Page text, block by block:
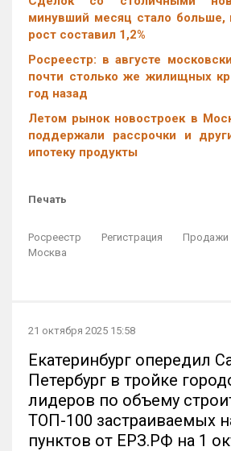
минувший месяц стало больше,
рост составил 1,2%
Росреестр: в августе
почти столько же жилищных
год назад
Летом рынок новостроек в
поддержали рассрочки и
ипотеку продукты
Печать
Росреестр Регистрация Продажи
Москва
21 октября 2025 15:58
Екатеринбург опередил
Петербург в тройке
лидеров по объему
ТОП-100 застраиваемых
пунктов от ЕРЗ.РФ на 1